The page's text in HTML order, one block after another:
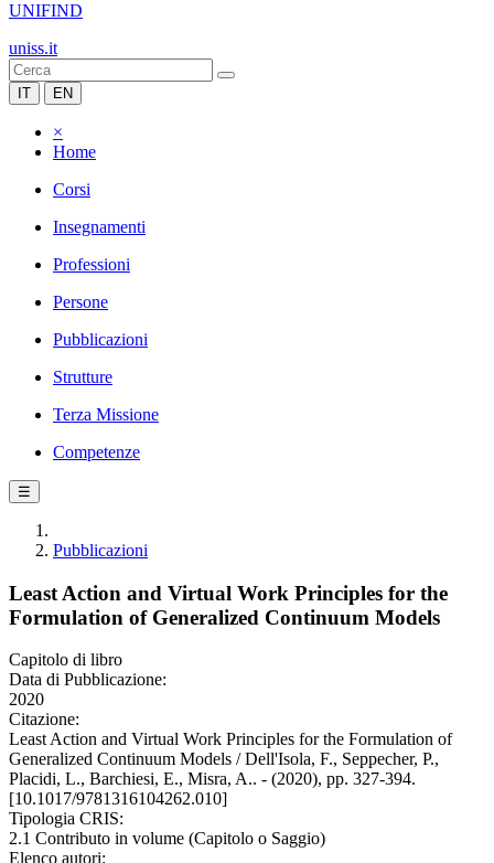
UNIFIND
uniss.it
IT EN
×
Home
Corsi
Insegnamenti
Professioni
Persone
Pubblicazioni
Strutture
Terza Missione
Competenze
☰
Pubblicazioni
Least Action and Virtual Work Principles for the
Formulation of Generalized Continuum Models
Capitolo di libro
Data di Pubblicazione:
2020
Citazione:
Least Action and Virtual Work Principles for the Formulation of
Generalized Continuum Models / Dell'Isola, F., Seppecher, P.,
Placidi, L., Barchiesi, E., Misra, A.. - (2020), pp. 327-394.
[10.1017/9781316104262.010]
Tipologia CRIS:
2.1 Contributo in volume (Capitolo o Saggio)
Elenco autori: